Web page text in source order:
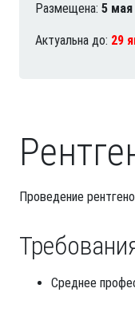
Размещена: 5 мая
Актуальна до: 29
Проведение
Среднее